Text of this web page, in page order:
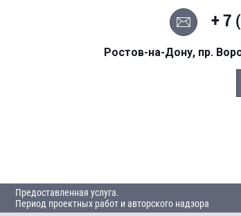
+ 7
Ростов-на-Дону, пр.
Предоставленная услуга.
Период проектных работ и авторского надзора